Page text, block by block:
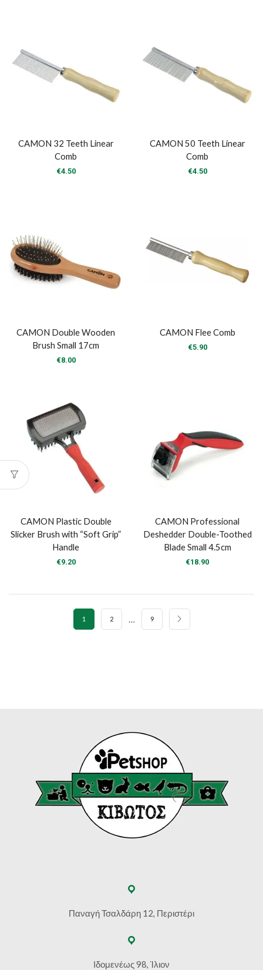
CAMON 32 Teeth Linear
Comb
€4.50
CAMON 50 Teeth Linear
Comb
€4.50
CAMON Double Wooden
Brush Small 17cm
€8.00
CAMON Flee Comb
€5.90
CAMON Plastic Double
Slicker Brush with “Soft Grip”
Handle
€9.20
CAMON Professional
Deshedder Double-Toothed
Blade Small 4.5cm
€18.90
1 2 9
Παναγή Τσαλδάρη 12, Περιστέρι
Ιδομενέως 98, Ίλιον